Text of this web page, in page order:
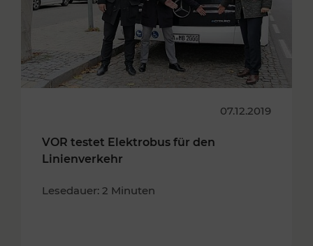
07.12.2019
VOR testet Elektrobus für den
Linienverkehr
Lesedauer: 2 Minuten